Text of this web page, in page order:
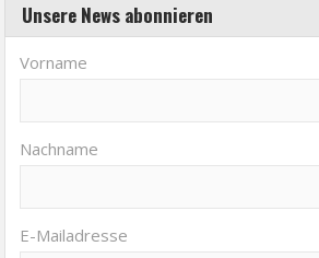
Unsere News abonnieren
Vorname
Nachname
E-Mailadresse